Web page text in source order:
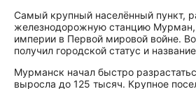
Самый крупный населённый пункт,
железнодорожную станцию Мурман,
империи в Первой мировой войне.
получил городской статус и
Мурманск начал быстро
выросла до 125 тысяч. Крупное